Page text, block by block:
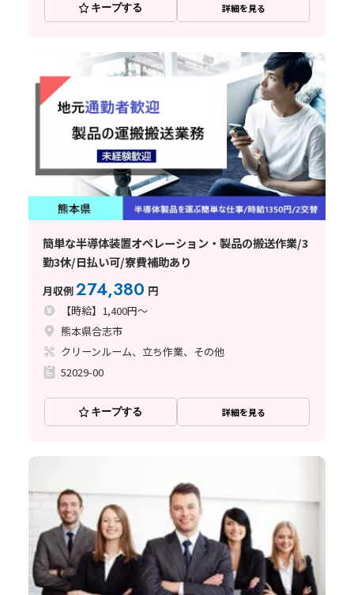
キープする 詳細を見る
簡単な半導体装置オペレーション・製品の搬送作業/3
勤3休/日払い可/寮費補助あり
月収例274,380 円
【時給】1,400円～
熊本県合志市
クリーンルーム、立ち作業、その他
52029-00
キープする 詳細を見る